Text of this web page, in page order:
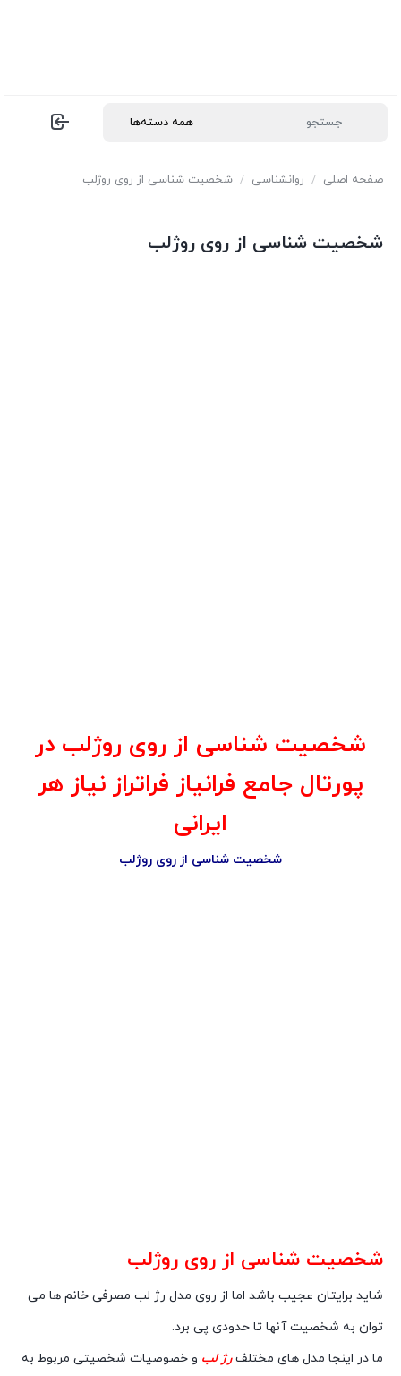
صفحه اصلی / روانشناسی / شخصیت شناسی از روی روژلب
شخصیت شناسی از روی روژلب
شخصیت شناسی از روی روژلب در
پورتال جامع فرانیاز فراتراز نیاز هر
ایرانی
شخصیت شناسی از روی روژلب
شخصیت شناسی از روی روژلب
شاید برایتان عجیب باشد اما از روی مدل رژ لب مصرفی خانم ها می
توان به شخصیت آنها تا حدودی پی برد.
ما در اینجا مدل های مختلفرژ لب و خصوصیات شخصیتی مربوط به